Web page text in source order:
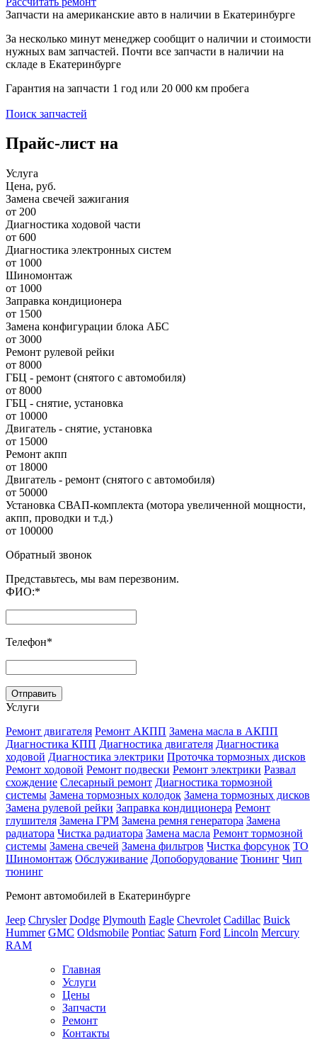
Запчасти на американские авто в наличии в Екатеринбурге
За несколько минут менеджер сообщит о наличии и стоимости
нужных вам запчастей. Почти все запчасти в наличии на
складе в Екатеринбурге
Гарантия на запчасти 1 год или 20 000 км пробега
Поиск запчастей
Прайс-лист на
Услуга
Цена, руб.
Замена свечей зажигания
от 200
Диагностика ходовой части
от 600
Диагностика электронных систем
от 1000
Шиномонтаж
от 1000
Заправка кондиционера
от 1500
Замена конфигурации блока АБС
от 3000
Ремонт рулевой рейки
от 8000
ГБЦ - ремонт (снятого с автомобиля)
от 8000
ГБЦ - снятие, установка
от 10000
Двигатель - снятие, установка
от 15000
Ремонт акпп
от 18000
Двигатель - ремонт (снятого с автомобиля)
от 50000
Установка СВАП-комплекта (мотора увеличенной мощности,
акпп, проводки и т.д.)
от 100000
Обратный звонок
Представьтесь, мы вам перезвоним.
ФИО:*
Телефон*
Услуги
Ремонт двигателя Ремонт АКПП Замена масла в АКПП
Диагностика КПП Диагностика двигателя Диагностика
ходовой Диагностика электрики Проточка тормозных дисков
Ремонт ходовой Ремонт подвески Ремонт электрики Развал
схождение Слесарный ремонт Диагностика тормозной
системы Замена тормозных колодок Замена тормозных дисков
Замена рулевой рейки Заправка кондиционера Ремонт
глушителя Замена ГРМ Замена ремня генератора Замена
радиатора Чистка радиатора Замена масла Ремонт тормозной
системы Замена свечей Замена фильтров Чистка форсунок ТО
Шиномонтаж Обслуживание Допоборудование Тюнинг Чип
тюнинг
Ремонт автомобилей в Екатеринбурге
Jeep Chrysler Dodge Plymouth Eagle Chevrolet Cadillac Buick
Hummer GMC Oldsmobile Pontiac Saturn Ford Lincoln Mercury
RAM
Главная
Услуги
Цены
Запчасти
Ремонт
Контакты